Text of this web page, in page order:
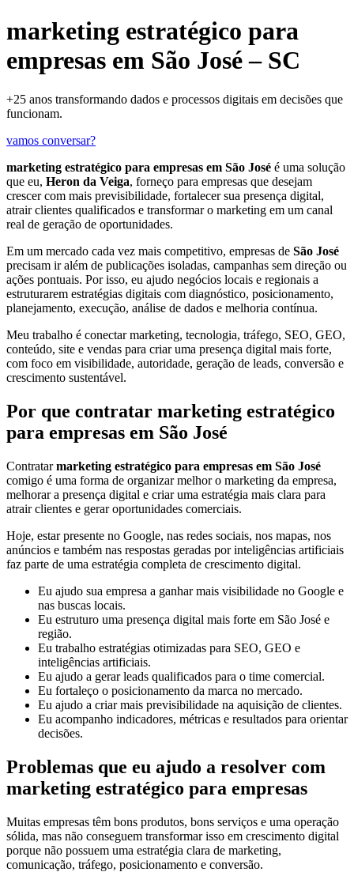
marketing estratégico para
empresas em São José – SC
+25 anos transformando dados e processos digitais em decisões que
funcionam.
vamos conversar?
marketing estratégico para empresas em São José é uma solução
que eu, Heron da Veiga, forneço para empresas que desejam
crescer com mais previsibilidade, fortalecer sua presença digital,
atrair clientes qualificados e transformar o marketing em um canal
real de geração de oportunidades.
Em um mercado cada vez mais competitivo, empresas de São José
precisam ir além de publicações isoladas, campanhas sem direção ou
ações pontuais. Por isso, eu ajudo negócios locais e regionais a
estruturarem estratégias digitais com diagnóstico, posicionamento,
planejamento, execução, análise de dados e melhoria contínua.
Meu trabalho é conectar marketing, tecnologia, tráfego, SEO, GEO,
conteúdo, site e vendas para criar uma presença digital mais forte,
com foco em visibilidade, autoridade, geração de leads, conversão e
crescimento sustentável.
Por que contratar marketing estratégico
para empresas em São José
Contratarmarketing estratégico para empresas em São José
comigo é uma forma de organizar melhor o marketing da empresa,
melhorar a presença digital e criar uma estratégia mais clara para
atrair clientes e gerar oportunidades comerciais.
Hoje, estar presente no Google, nas redes sociais, nos mapas, nos
anúncios e também nas respostas geradas por inteligências artificiais
faz parte de uma estratégia completa de crescimento digital.
Eu ajudo sua empresa a ganhar mais visibilidade no Google e
nas buscas locais.
Eu estruturo uma presença digital mais forte em São José e
região.
Eu trabalho estratégias otimizadas para SEO, GEO e
inteligências artificiais.
Eu ajudo a gerar leads qualificados para o time comercial.
Eu fortaleço o posicionamento da marca no mercado.
Eu ajudo a criar mais previsibilidade na aquisição de clientes.
Eu acompanho indicadores, métricas e resultados para orientar
decisões.
Problemas que eu ajudo a resolver com
marketing estratégico para empresas
Muitas empresas têm bons produtos, bons serviços e uma operação
sólida, mas não conseguem transformar isso em crescimento digital
porque não possuem uma estratégia clara de marketing,
comunicação, tráfego, posicionamento e conversão.